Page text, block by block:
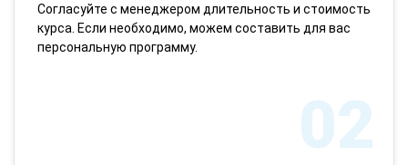
Согласуйте с менеджером длительность и стоимость
курса. Если необходимо, можем составить для вас
персональную программу.
02